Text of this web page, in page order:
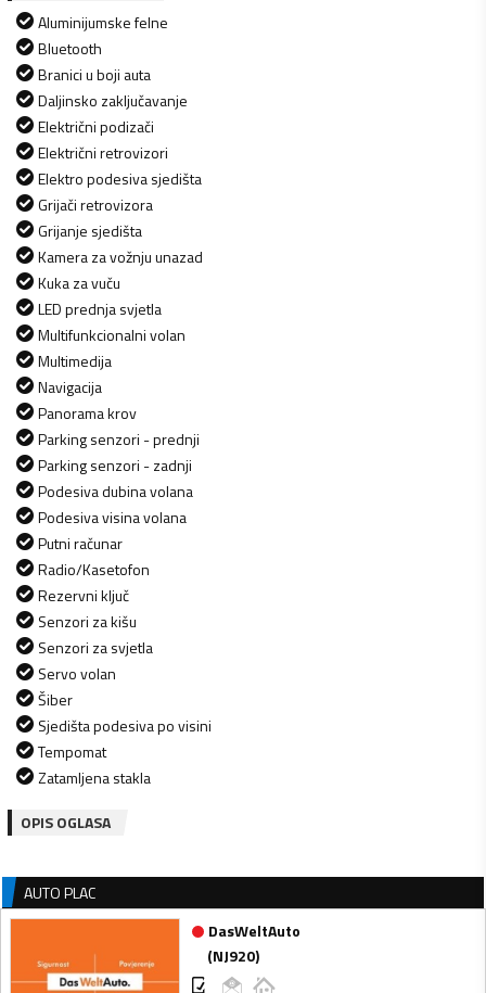
Aluminijumske felne
Bluetooth
Branici u boji auta
Daljinsko zaključavanje
Električni podizači
Električni retrovizori
Elektro podesiva sjedišta
Grijači retrovizora
Grijanje sjedišta
Kamera za vožnju unazad
Kuka za vuču
LED prednja svjetla
Multifunkcionalni volan
Multimedija
Navigacija
Panorama krov
Parking senzori - prednji
Parking senzori - zadnji
Podesiva dubina volana
Podesiva visina volana
Putni računar
Radio/Kasetofon
Rezervni ključ
Senzori za kišu
Senzori za svjetla
Servo volan
Šiber
Sjedišta podesiva po visini
Tempomat
Zatamljena stakla
OPIS OGLASA
AUTO PLAC
DasWeltAuto
(NJ920)